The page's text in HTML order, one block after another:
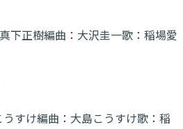
真下正樹編曲： 大沢圭一歌： 稲場愛
うすけ編曲： 大島こうすけ歌： 稲